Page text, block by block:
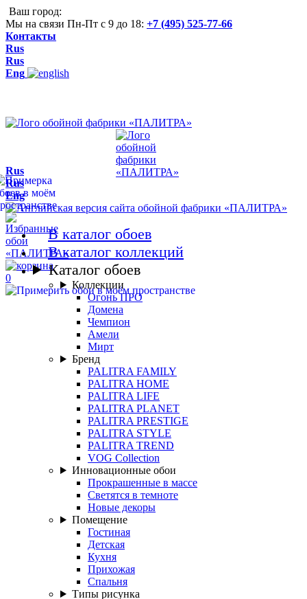
Ваш город:
Мы на связи Пн-Пт с 9 до 18: +7 (495) 525-77-66
Контакты
Rus
Rus
Eng
0
Rus
Rus
Eng
В каталог обоев
В каталог коллекций
Каталог обоев
Коллекции
Огонь ПРО
Домена
Чемпион
Амели
Мирт
Бренд
PALITRA FAMILY
PALITRA HOME
PALITRA LIFE
PALITRA PLANET
PALITRA PRESTIGE
PALITRA STYLE
PALITRA TREND
VOG Collection
Инновационные обои
Прокрашенные в массе
Светятся в темноте
Новые декоры
Помещение
Гостиная
Детская
Кухня
Прихожая
Спальня
Типы рисунка